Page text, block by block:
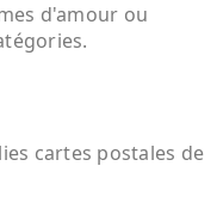
d'amour ou
cartes postales de